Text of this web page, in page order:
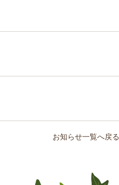
お知らせ一覧へ戻る